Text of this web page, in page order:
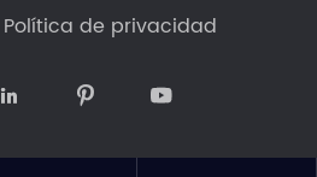
Política de privacidad
  